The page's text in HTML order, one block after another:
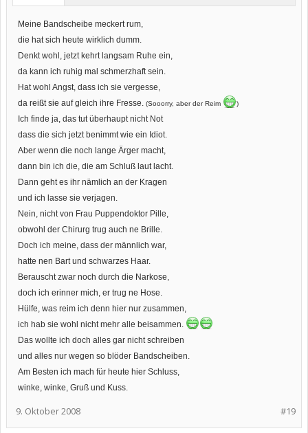
Meine Bandscheibe meckert rum,
die hat sich heute wirklich dumm.
Denkt wohl, jetzt kehrt langsam Ruhe ein,
da kann ich ruhig mal schmerzhaft sein.
Hat wohl Angst, dass ich sie vergesse,
da reißt sie auf gleich ihre Fresse. (Sooorry, aber der Reim )
Ich finde ja, das tut überhaupt nicht Not
dass die sich jetzt benimmt wie ein Idiot.
Aber wenn die noch lange Ärger macht,
dann bin ich die, die am Schluß laut lacht.
Dann geht es ihr nämlich an der Kragen
und ich lasse sie verjagen.
Nein, nicht von Frau Puppendoktor Pille,
obwohl der Chirurg trug auch ne Brille.
Doch ich meine, dass der männlich war,
hatte nen Bart und schwarzes Haar.
Berauscht zwar noch durch die Narkose,
doch ich erinner mich, er trug ne Hose.
Hülfe, was reim ich denn hier nur zusammen,
ich hab sie wohl nicht mehr alle beisammen.
Das wollte ich doch alles gar nicht schreiben
und alles nur wegen so blöder Bandscheiben.
Am Besten ich mach für heute hier Schluss,
winke, winke, Gruß und Kuss.
#19
9. Oktober 2008